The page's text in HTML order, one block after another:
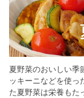
夏野菜のおいしい季
ッキーニなどを使
た夏野菜は栄養もた